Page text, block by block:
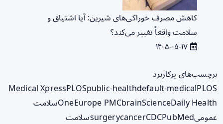
کاهش مصرف خوراکی‌های شیرین: آیا اشتیاق و
سلامت واقعاً تغییر می‌کند؟
برچسب‌های پرکاربرد
Medical XpressPLOSpublic-healthdefault-medicalPLOS
OneEurope PMCbrainScienceDaily Health
سلامت
عمومی
surgerycancerCDCPubMed
سلامت